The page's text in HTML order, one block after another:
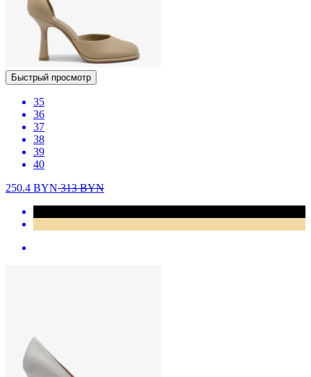
Быстрый просмотр
35
36
37
38
39
40
250.4 BYN313BYN